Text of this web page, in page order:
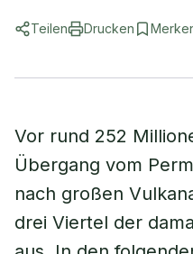
Teilen Drucken
Vor rund 252
Übergang vom
nach großen
drei Viertel der